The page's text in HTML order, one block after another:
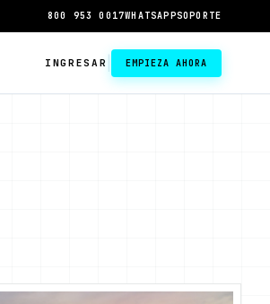
800 953 0017WHATSAPPSOPORTE
INGRESAR EMPIEZA AHORA